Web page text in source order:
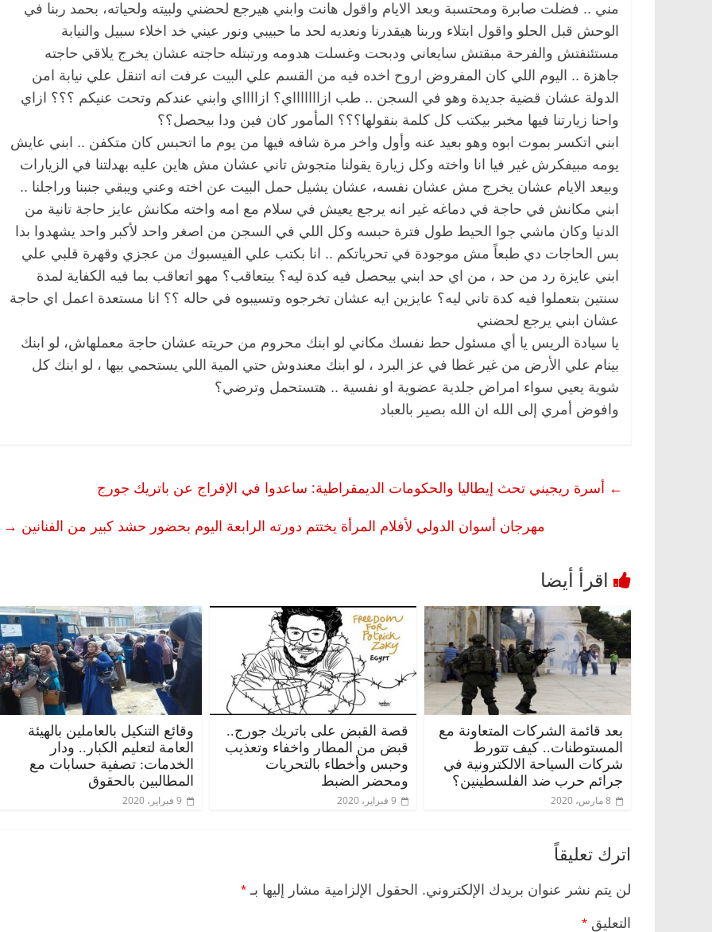
مني .. فضلت صابرة ومحتسبة وبعد الايام واقول هانت وابني هيرجع لحضني ولبيته ولحياته، بحمد ربنا في
الوحش قبل الحلو واقول ابتلاء وربنا هيقدرنا ونعديه لحد ما حبيبي ونور عيني خد اخلاء سبيل والنيابة
مستئنفتش والفرحة مبقتش سايعاني ودبحت وغسلت هدومه ورتبتله حاجته عشان يخرج يلاقي حاجته
جاهزة .. اليوم اللي كان المفروض اروح اخده فيه من القسم علي البيت عرفت انه اتنقل علي نيابة امن
الدولة عشان قضية جديدة وهو في السجن .. طب ازاااااااي؟ ازااااي وابني عندكم وتحت عنيكم ؟؟؟ ازاي
واحنا زيارتنا فيها مخبر بيكتب كل كلمة بنقولها؟؟؟ المأمور كان فين ودا بيحصل؟؟
ابني اتكسر بموت ابوه وهو بعيد عنه وأول واخر مرة شافه فيها من يوم ما اتحبس كان متكفن .. ابني عايش
يومه مبيفكرش غير فيا انا واخته وكل زيارة يقولنا متجوش تاني عشان مش هاين عليه بهدلتنا في الزيارات
وبيعد الايام عشان يخرج مش عشان نفسه، عشان يشيل حمل البيت عن اخته وعني ويبقي جنبنا وراجلنا ..
ابني مكانش في حاجة في دماغه غير انه يرجع يعيش في سلام مع امه واخته مكانش عايز حاجة تانية من
الدنيا وكان ماشي جوا الحيط طول فترة حبسه وكل اللي في السجن من اصغر واحد لأكبر واحد يشهدوا بدا
بس الحاجات دي طبعاً مش موجودة في تحرياتكم .. انا بكتب علي الفيسبوك من عجزي وقهرة قلبي علي
ابني عايزة رد من حد ، من اي حد ابني بيحصل فيه كدة ليه؟ بيتعاقب؟ مهو اتعاقب بما فيه الكفاية لمدة
سنتين بتعملوا فيه كدة تاني ليه؟ عايزين ايه عشان تخرجوه وتسيبوه في حاله ؟؟ انا مستعدة اعمل اي حاجة
عشان ابني يرجع لحضني
يا سيادة الريس يا أي مسئول حط نفسك مكاني لو ابنك محروم من حريته عشان حاجة معملهاش، لو ابنك
بينام علي الأرض من غير غطا في عز البرد ، لو ابنك معندوش حتي المية اللي يستحمي بيها ، لو ابنك كل
شوية يعيي سواء امراض جلدية عضوية او نفسية .. هتستحمل وترضي؟
وافوض أمري إلى الله ان الله بصير بالعباد
← أسرة ريجيني تحث إيطاليا والحكومات الديمقراطية: ساعدوا في الإفراج عن باتريك جورج
مهرجان أسوان الدولي لأفلام المرأة يختتم دورته الرابعة اليوم بحضور حشد كبير من الفنانين →
بعد قائمة الشركات المتعاونة مع
المستوطنات.. كيف تتورط
شركات السياحة الالكترونية في
جرائم حرب ضد الفلسطينين؟
8 مارس، 2020
قصة القبض على باتريك جورج..
قبض من المطار واخفاء وتعذيب
وحبس وأخطاء بالتحريات
ومحضر الضبط
9 فبراير، 2020
وقائع التنكيل بالعاملين بالهيئة
العامة لتعليم الكبار.. ودار
الخدمات: تصفية حسابات مع
المطالبين بالحقوق
9 فبراير، 2020
اترك تعليقاً
لن يتم نشر عنوان بريدك الإلكتروني. الحقول الإلزامية مشار إليها بـ *
التعليق *
الرئيسية مصر ناس وناس
مقعد شاغر على مائدة الإفطار..
حسين عبدالهادي فارس مقاومة
21 فبراير، 2026
الرئيسية مصر ناس وناس
في ذكرى رحيله.. د. نور فرحات فقيه
26 يناير، 2026
ناس وناس
د. عبدالخالق فاروق.. خبير اقتصادي
يحتفل بذكرى ميلاده وحيداً على أبواب